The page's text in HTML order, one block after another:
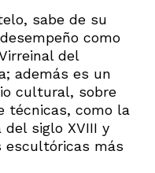
sabe de su
como
del
además es un
cultural, sobre
técnicas, como la
siglo XVIII y
escultóricas más